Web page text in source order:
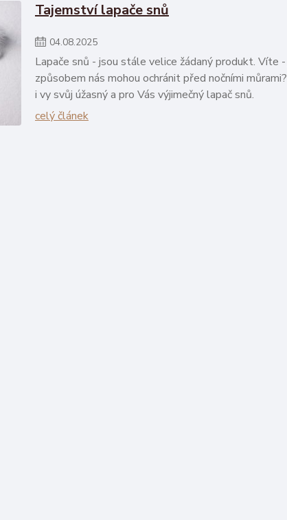
Tajemství lapače snů
04.08.2025
Lapače snů - jsou stále velice žádaný produkt. Víte -
způsobem nás mohou ochránit před nočními
i vy svůj úžasný a pro Vás výjimečný lapač snů.
celý článek